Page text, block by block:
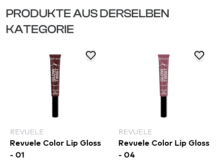
PRODUKTE AUS DERSELBEN
KATEGORIE
REVUELE
Revuele Color Lip Gloss
- 01
REVUELE
Revuele Color Lip Gloss
- 04